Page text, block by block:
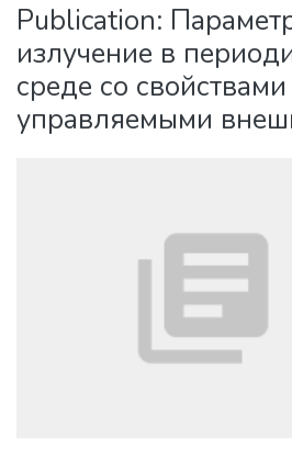
Publication:
излучение в
среде со свойствами
управляемыми